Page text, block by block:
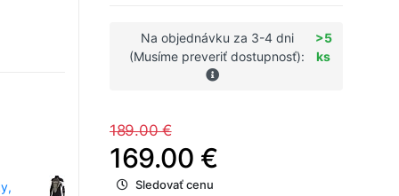
Na objednávku za 3-4 dni
(Musíme preveriť dostupnosť):
>5
ks
189.00 €
169.00 €
Sledovať cenu